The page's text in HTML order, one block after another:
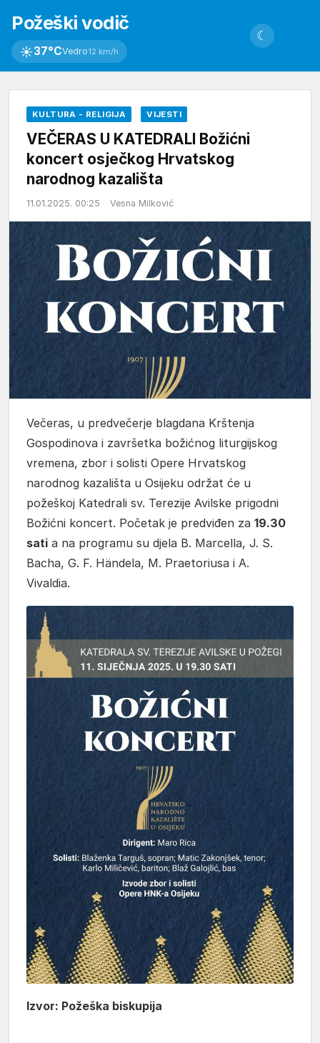
Požeški vodič
☀37°CVedro12 km/h
☾
KULTURA - RELIGIJA VIJESTI
VEČERAS U KATEDRALI Božićni
koncert osječkog Hrvatskog
narodnog kazališta
11.01.2025. 00:25 Vesna Milković
Večeras, u predvečerje blagdana Krštenja
Gospodinova i završetka božićnog liturgijskog
vremena, zbor i solisti Opere Hrvatskog
narodnog kazališta u Osijeku održat će u
požeškoj Katedrali sv. Terezije Avilske prigodni
Božićni koncert. Početak je predviđen za 19.30
sati a na programu su djela B. Marcella, J. S.
Bacha, G. F. Händela, M. Praetoriusa i A.
Vivaldia.
Izvor: Požeška biskupija